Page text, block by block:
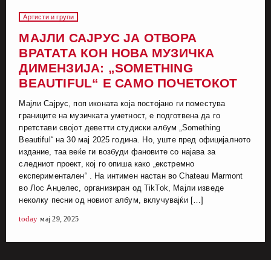
Артисти и групи
МАЈЛИ САЈРУС ЈА ОТВОРА
ВРАТАТА КОН НОВА МУЗИЧКА
ДИМЕНЗИЈА: „SOMETHING
BEAUTIFUL“ Е САМО ПОЧЕТОКОТ
Мајли Сајрус, поп иконата која постојано ги поместува
границите на музичката уметност, е подготвена да го
претстави својот деветти студиски албум „Something
Beautiful“ на 30 мај 2025 година. Но, уште пред официјалното
издание, таа веќе ги возбуди фановите со најава за
следниот проект, кој го опиша како „екстремно
експериментален“ . На интимен настан во Chateau Marmont
во Лос Анџелес, организиран од TikTok, Мајли изведе
неколку песни од новиот албум, вклучувајќи […]
today мај 29, 2025